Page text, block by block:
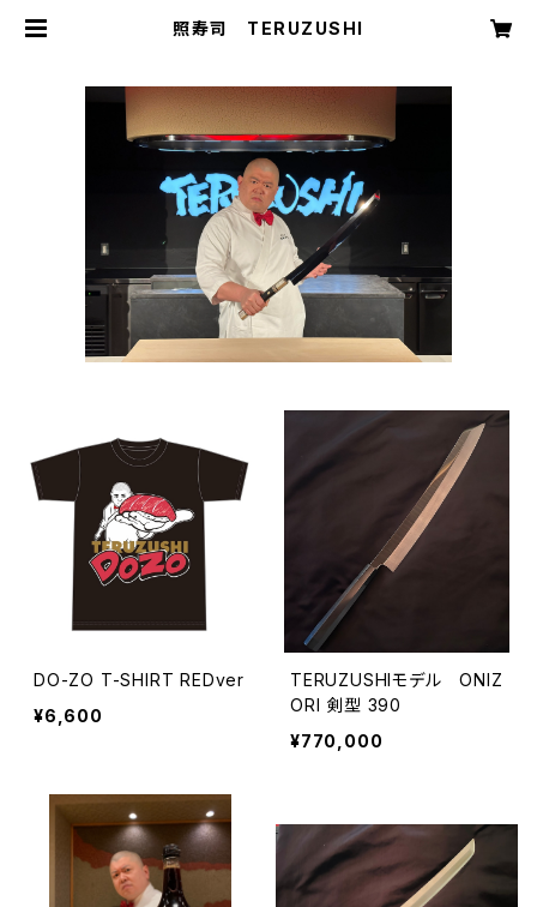
照寿司 TERUZUSHI
DO-ZO T-SHIRT REDver
¥6,600
TERUZUSHIモデル ONIZ
ORI 剣型 390
¥770,000